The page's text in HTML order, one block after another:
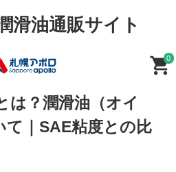
滑油通販サイト
0
は？潤滑油（オイ
て｜SAE粘度との比